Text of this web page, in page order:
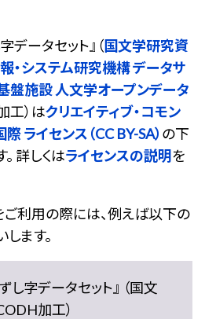
データセット 』（国文学研究資
・システム研究機構 データサ
盤施設 人文学オープンデータ
工）はクリエイティブ・コモン
ライセンス（CC BY-SA） の下
詳しくはライセンスの説明を
ご利用の際には、例えば以下の
ます。
し字データセット』 （国文
加工）